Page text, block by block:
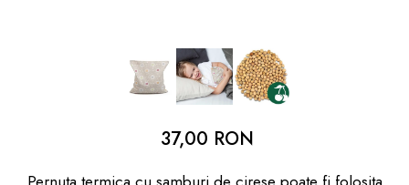
Produse îngrijire copii
37,00 RON